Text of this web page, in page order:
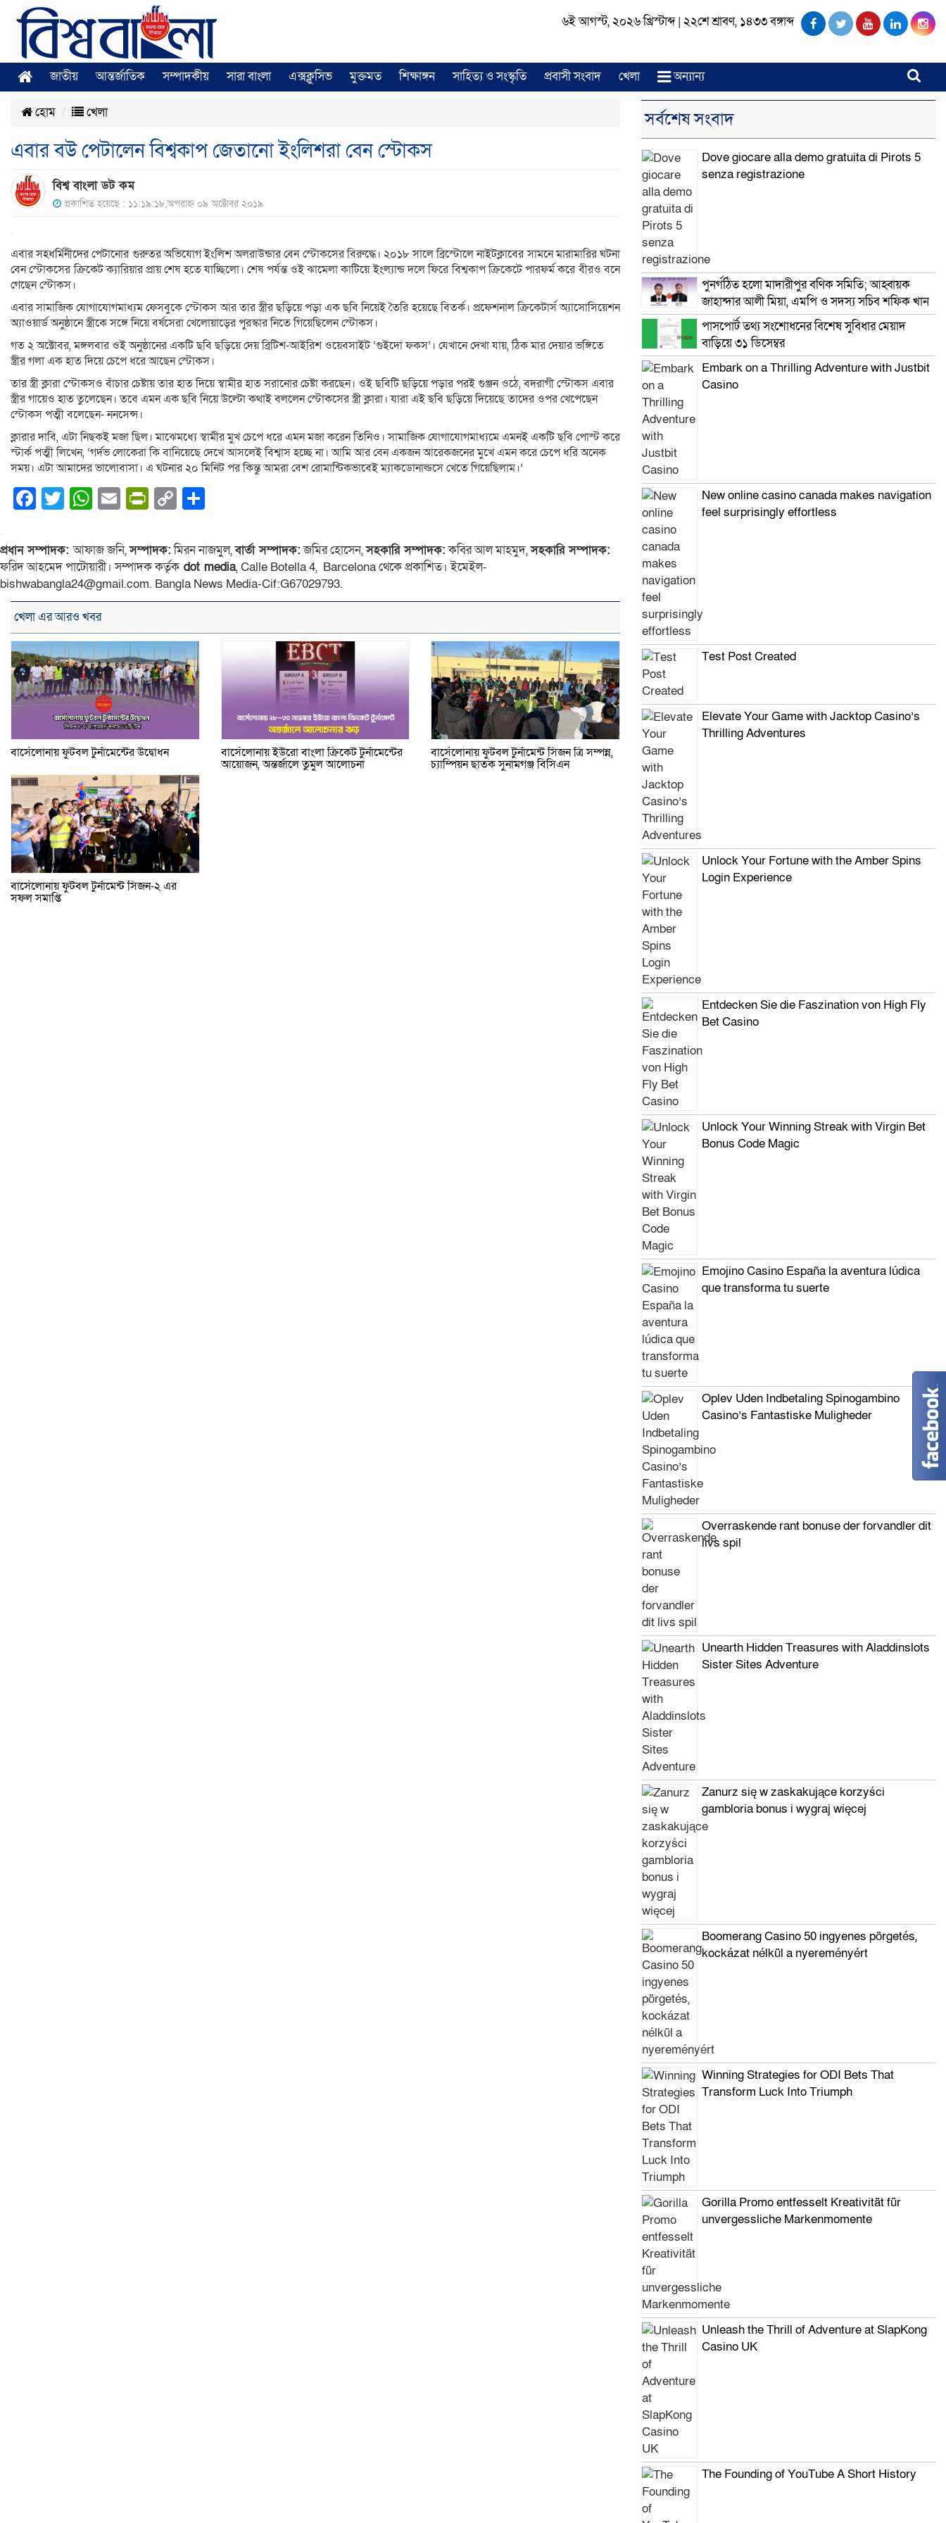
৬ই আগস্ট, ২০২৬ খ্রিস্টাব্দ| ২২শে শ্রাবণ, ১৪৩৩ বঙ্গাব্দ
জাতীয় আন্তর্জাতিক সম্পাদকীয় সারা বাংলা এক্সক্লুসিভ মুক্তমত শিক্ষাঙ্গন সাহিত্য ও সংস্কৃতি প্রবাসী সংবাদ খেলা অন্যান্য
হোম খেলা
এবার বউ পেটালেন বিশ্বকাপ জেতানো ইংলিশরা বেন স্টোকস
বিশ্ব বাংলা ডট কম
প্রকাশিত হয়েছে : ১১:১৯:১৮,অপরাহ্ন ০৯ অক্টোবর ২০১৯
এবার সহধর্মিনীদের পেটানোর গুরুতর অভিযোগ ইংলিশ অলরাউন্ডার বেন স্টোকসের বিরুদ্ধে। ২০১৮ সালে ব্রিস্টোলে নাইটক্লাবের সামনে মারামারির ঘটনা
বেন স্টোকসের ক্রিকেট ক্যারিয়ার প্রায় শেষ হতে যাচ্ছিলো। শেষ পর্যন্ত ওই ঝামেলা কাটিয়ে ইংল্যান্ড দলে ফিরে বিশ্বকাপ ক্রিকেটে পারফর্ম করে বীরও বনে
গেছেন স্টোকস।
এবার সামাজিক যোগাযোগমাধ্যম ফেসবুকে স্টোকস আর তার স্ত্রীর ছড়িয়ে পড়া এক ছবি নিয়েই তৈরি হয়েছে বিতর্ক। প্রফেশনাল ক্রিকেটার্স অ্যাসোসিয়েশন
অ্যাওয়ার্ড অনুষ্ঠানে স্ত্রীকে সঙ্গে নিয়ে বর্ষসেরা খেলোয়াড়ের পুরস্কার নিতে গিয়েছিলেন স্টোকস।
গত ২ অক্টোবর, মঙ্গলবার ওই অনুষ্ঠানের একটি ছবি ছড়িয়ে দেয় ব্রিটিশ-আইরিশ ওয়েবসাইট ‘গুইদো ফকস’। যেখানে দেখা যায়, ঠিক মার দেয়ার ভঙ্গিতে
স্ত্রীর গলা এক হাত দিয়ে চেপে ধরে আছেন স্টোকস।
তার স্ত্রী ক্লারা স্টোকসও বাঁচার চেষ্টায় তার হাত দিয়ে স্বামীর হাত সরানোর চেষ্টা করছেন। ওই ছবিটি ছড়িয়ে পড়ার পরই গুঞ্জন ওঠে, বদরাগী স্টোকস এবার
স্ত্রীর গায়েও হাত তুলেছেন। তবে এমন এক ছবি নিয়ে উল্টো কথাই বললেন স্টোকসের স্ত্রী ক্লারা। যারা এই ছবি ছড়িয়ে দিয়েছে তাদের ওপর খেপেছেন
স্টোকস পত্মী বলেছেন- ননসেন্স।
ক্লারার দাবি, এটা নিছকই মজা ছিল। মাঝেমধ্যে স্বামীর মুখ চেপে ধরে এমন মজা করেন তিনিও। সামাজিক যোগাযোগমাধ্যমে এমনই একটি ছবি পোস্ট করে
স্টার্ক পত্মী লিখেন, ‘গর্দভ লোকেরা কি বানিয়েছে দেখে আসলেই বিশ্বাস হচ্ছে না। আমি আর বেন একজন আরেকজনের মুখে এমন করে চেপে ধরি অনেক
সময়। এটা আমাদের ভালোবাসা। এ ঘটনার ২০ মিনিট পর কিন্তু আমরা বেশ রোমান্টিকভাবেই ম্যাকডোনাল্ডসে খেতে গিয়েছিলাম।’
Facebook
Twitter
WhatsApp
EmailPrintFriendly
Copy
প্রধান সম্পাদক:আফাজ জনি,সম্পাদক:মিরন নাজমুল,বার্তা সম্পাদক:জমির হোসেন,সহকারি সম্পাদক:কবির আল মাহমুদ,সহকারি সম্পাদক:
ফরিদ আহমেদ পাটোয়ারী। সম্পাদক কর্তৃক dot media, Calle Botella 4, Barcelona থেকে প্রকাশিত। ইমেইল-
bishwabangla24@gmail.com. Bangla News Media-Cif:G67029793.
খেলা এর আরও খবর
বার্সেলোনায় ফুটবল টুর্নামেন্টের উদ্বোধন বার্সেলোনায় ইউরো বাংলা ক্রিকেট টুর্নামেন্টের
আয়োজন, অন্তর্জালে তুমুল আলোচনা
বার্সেলোনায় ফুটবল টুর্নামেন্ট সিজন ত্রি সম্পন্ন,
চ্যাম্পিয়ন ছাতক সুনামগঞ্জ বিসিএন
বার্সেলোনায় ফুটবল টুর্নামেন্ট সিজন-২ এর
সফল সমাপ্তি
সর্বশেষ সংবাদ
Dove giocare alla demo gratuita di Pirots 5
senza registrazione
পুনর্গঠিত হলো মাদারীপুর বণিক সমিতি; আহ্বায়ক
জাহান্দার আলী মিয়া, এমপি ও সদস্য সচিব শফিক খান
পাসপোর্ট তথ্য সংশোধনের বিশেষ সুবিধার মেয়াদ
বাড়িয়ে ৩১ ডিসেম্বর
Embark on a Thrilling Adventure with Justbit
Casino
New online casino canada makes navigation
feel surprisingly effortless
Test Post Created
Elevate Your Game with Jacktop Casino’s
Thrilling Adventures
Unlock Your Fortune with the Amber Spins
Login Experience
Entdecken Sie die Faszination von High Fly
Bet Casino
Unlock Your Winning Streak with Virgin Bet
Bonus Code Magic
Emojino Casino España la aventura lúdica
que transforma tu suerte
Oplev Uden Indbetaling Spinogambino
Casino’s Fantastiske Muligheder
Overraskende rant bonuse der forvandler dit
livs spil
Unearth Hidden Treasures with Aladdinslots
Sister Sites Adventure
Zanurz się w zaskakujące korzyści
gambloria bonus i wygraj więcej
Boomerang Casino 50 ingyenes pörgetés,
kockázat nélkül a nyereményért
Winning Strategies for ODI Bets That
Transform Luck Into Triumph
Gorilla Promo entfesselt Kreativität für
unvergessliche Markenmomente
Unleash the Thrill of Adventure at SlapKong
Casino UK
The Founding of YouTube A Short History